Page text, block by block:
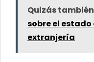
Quizás
sobre el
extranjería